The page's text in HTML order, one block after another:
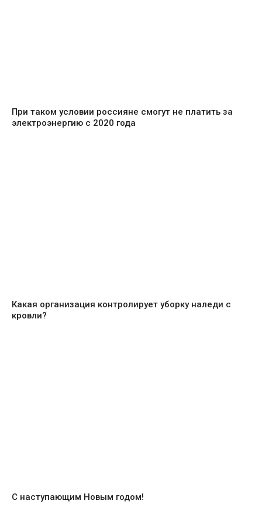
При таком условии россияне смогут не платить за
электроэнергию с 2020 года
Какая организация контролирует уборку наледи с
кровли?
С наступающим Новым годом!